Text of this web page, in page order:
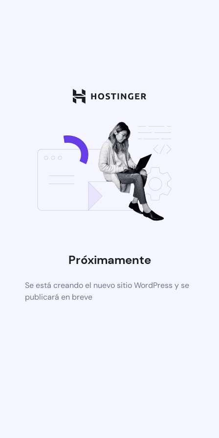
Próximamente
Se está creando el nuevo sitio WordPress y se
publicará en breve